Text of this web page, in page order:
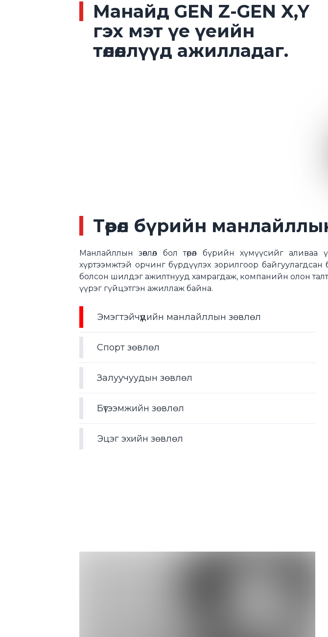
Манайд GEN Z-GEN X,Y
гэх мэт үе үеийн
төлөөллүүд ажилладаг.
Төрөл бүрийн манлайллын
Манлайллын зөвлөл бол төрөл бүрийн хүмүүсийг
хүртээмжтэй орчинг бүрдүүлэх зорилгоор
болсон шилдэг ажилтнууд хамрагдаж, компанийн олон
үүрэг гүйцэтгэн ажиллаж байна.
Эмэгтэйчүүдийн манлайллын зөвлөл
Спорт зөвлөл
Залуучуудын зөвлөл
Бүтээмжийн зөвлөл
Эцэг эхийн зөвлөл